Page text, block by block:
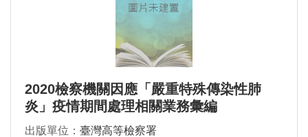
2020檢察機關因應「嚴重特殊傳染性肺
炎」疫情期間處理相關業務彙編
出版單位： 臺灣高等檢察署